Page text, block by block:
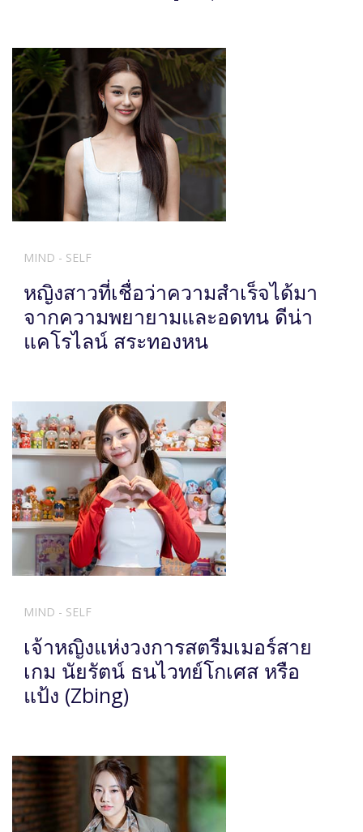
MIND - SELF
หญิงสาวที่เชื่อว่าความสำเร็จได้มา
จากความพยายามและอดทน ดีน่า
แคโรไลน์ สระทองหน
MIND - SELF
เจ้าหญิงแห่งวงการสตรีมเมอร์สาย
เกม นัยรัตน์ ธนไวทย์โกเศส หรือ
แป้ง (Zbing)